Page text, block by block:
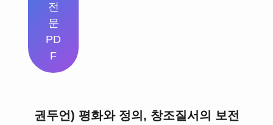
전
문
PD
F
권두언) 평화와 정의, 창조질서의 보전